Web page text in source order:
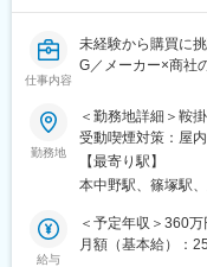
変更の範囲：会社
これら部品産業へ
伊藤忠商事や取引
担うなど、まさに
中にある自動車業
部品を調達する」
されるもの。50年
活かし、未来の自
変更の範囲：会社
仕事内容
未経験から購買に
G／メーカー×商社
ー通勤可
■業務概要：
自動車部品を手掛
担当いただきます。
1）購入部品費の
2）サプライヤ管理
3）社内プロジェク
勤務地
＜勤務地詳細＞鞍
受動喫煙対策：屋
【最寄り駅】
本中野駅、篠塚駅
給与
＜予定年収＞360
月額（基本給）：